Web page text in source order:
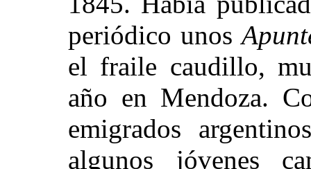
periódico unos
el fraile caudillo,
año en Mendoza.
emigrados
algunos jóvenes